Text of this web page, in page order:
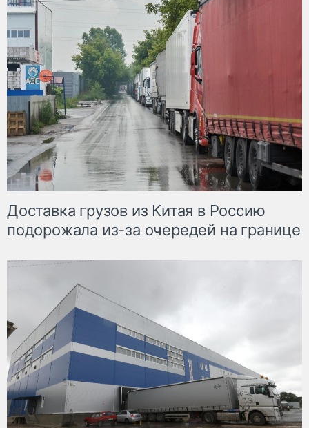
Доставка грузов из Китая в Россию
подорожала из-за очередей на границе